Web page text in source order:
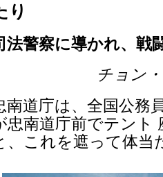
り
法警察に導かれ、戦
チョン
南道庁は、全国公務
忠南道庁前でテント
、これを遮って体当